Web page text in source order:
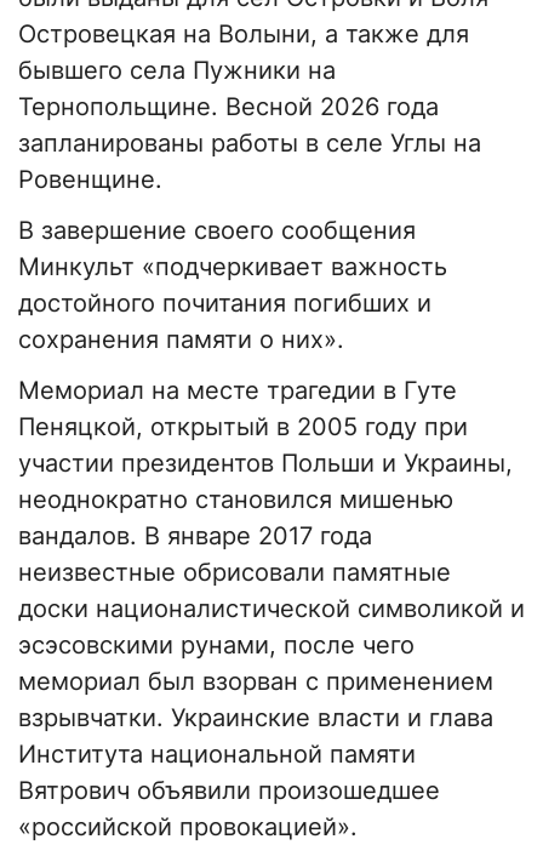
Островецкая на Волыни, а также для
бывшего села Пужники на
Тернопольщине. Весной 2026 года
запланированы работы в селе Углы на
Ровенщине.
В завершение своего сообщения
Минкульт «подчеркивает важность
достойного почитания погибших и
сохранения памяти о них».
Мемориал на месте трагедии в Гуте
Пеняцкой, открытый в 2005 году при
участии президентов Польши и Украины,
неоднократно становился мишенью
вандалов. В январе 2017 года
неизвестные обрисовали памятные
доски националистической символикой и
эсэсовскими рунами, после чего
мемориал был взорван с применением
взрывчатки. Украинские власти и глава
Института национальной памяти
Вятрович объявили произошедшее
«российской провокацией».